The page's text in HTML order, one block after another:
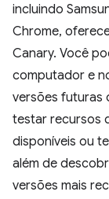
incluindo
Chrome,
Canary. Você
computador e
versões futuras
testar recursos
disponíveis ou
além de
versões mais